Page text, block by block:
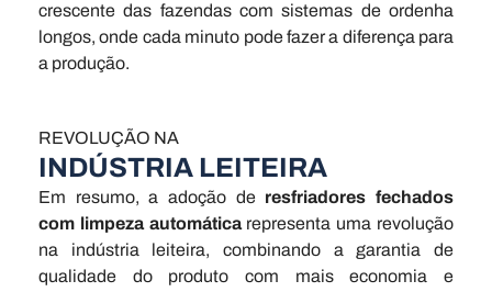
crescente das fazendas com sistemas de ordenha
longos, onde cada minuto pode fazer a diferença para
a produção.
REVOLUÇÃO NA
INDÚSTRIA LEITEIRA
Em resumo, a adoção de resfriadores fechados
com limpeza automática representa uma revolução
na indústria leiteira, combinando a garantia de
qualidade do produto com mais economia e